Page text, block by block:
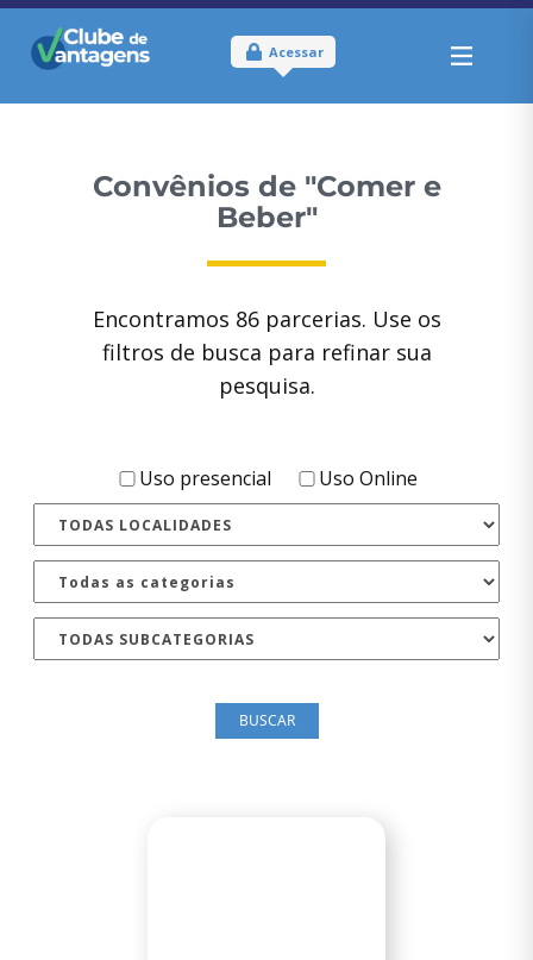
Acessar
Convênios de "Comer e
Beber"
Encontramos 86parcerias. Use os
filtros de busca para refinar sua
pesquisa.
Uso presencial Uso Online
BUSCAR